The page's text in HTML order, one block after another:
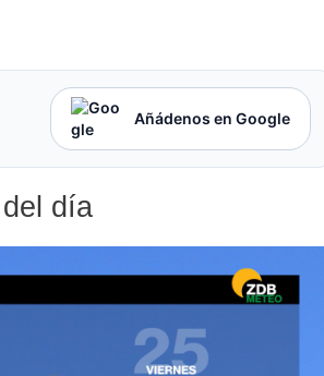
Añádenos en Google
día